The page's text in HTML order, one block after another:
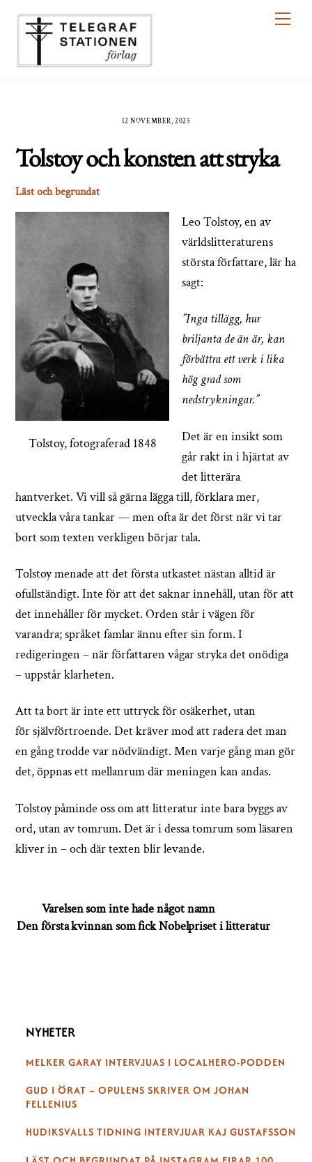
12 NOVEMBER, 2025
Tolstoy och konsten att stryka
Läst och begrundat
Tolstoy, fotograferad 1848
Leo Tolstoy, en av
världslitteraturens
största författare, lär ha
sagt:
”Inga tillägg, hur
briljanta de än är, kan
förbättra ett verk i lika
hög grad som
nedstrykningar.”
Det är en insikt som
går rakt in i hjärtat av
det litterära
hantverket. Vi vill så gärna lägga till, förklara mer,
utveckla våra tankar — men ofta är det först när vi tar
bort som texten verkligen börjar tala.
Tolstoy menade att det första utkastet nästan alltid är
ofullständigt. Inte för att det saknar innehåll, utan för att
det innehåller för mycket. Orden står i vägen för
varandra; språket famlar ännu efter sin form. I
redigeringen – när författaren vågar stryka det onödiga
– uppstår klarheten.
Att ta bort är inte ett uttryck för osäkerhet, utan
för självförtroende. Det kräver mod att radera det man
en gång trodde var nödvändigt. Men varje gång man gör
det, öppnas ett mellanrum där meningen kan andas.
Tolstoy påminde oss om att litteratur inte bara byggs av
ord, utan av tomrum. Det är i dessa tomrum som läsaren
kliver in – och där texten blir levande.
Varelsen som inte hade något namn
Den första kvinnan som fick Nobelpriset i litteratur
NYHETER
MELKER GARAY INTERVJUAS I LOCALHERO-PODDEN
GUD I ÖRAT – OPULENS SKRIVER OM JOHAN
FELLENIUS
HUDIKSVALLS TIDNING INTERVJUAR KAJ GUSTAFSSON